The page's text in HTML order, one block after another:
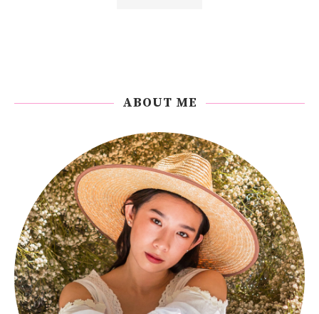
ABOUT ME